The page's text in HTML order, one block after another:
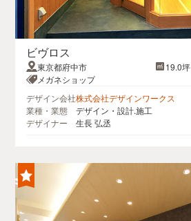
ビヴロス
東京都府中市
19.0坪
メガネショップ
デザイン会社株式会社デザインワークス
業種・業態
デザイン・設計.施工
デザイナー
生長 弘丞